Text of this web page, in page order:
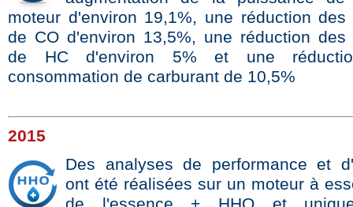
moteur d'environ 19,1%, une réduction des
de CO d'environ 13,5%, une réduction des
de HC d'environ 5% et une
consommation de carburant de 10,5%
2015
Des analyses de performance et
ont été réalisées sur un moteur à